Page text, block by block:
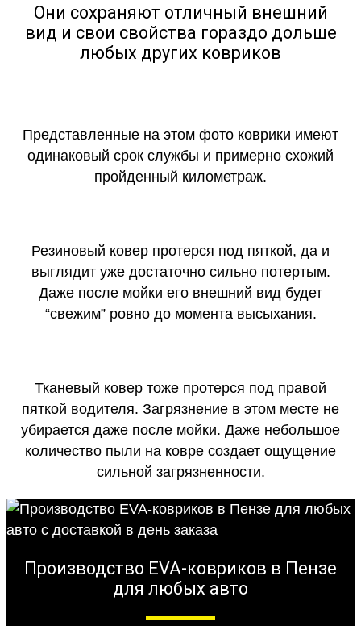
Они сохраняют отличный внешний
вид и свои свойства гораздо дольше
любых других ковриков
Представленные на этом фото коврики имеют
одинаковый срок службы и примерно схожий
пройденный километраж.
Резиновый ковер протерся под пяткой, да и
выглядит уже достаточно сильно потертым.
Даже после мойки его внешний вид будет
“свежим” ровно до момента высыхания.
Тканевый ковер тоже протерся под правой
пяткой водителя. Загрязнение в этом месте не
убирается даже после мойки. Даже небольшое
количество пыли на ковре создает ощущение
сильной загрязненности.
Производство EVA-ковриков в Пензе
для любых авто